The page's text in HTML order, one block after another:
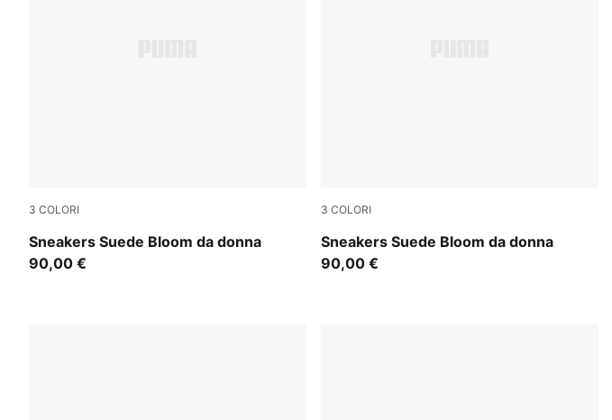
3 COLORI
Sneakers Suede Bloom da donna
Misty Pink-Powder Pink
90,00 €
3 COLORI
Sneakers Suede Bloom da donna
PUMA Black-Slate Sky
90,00 €